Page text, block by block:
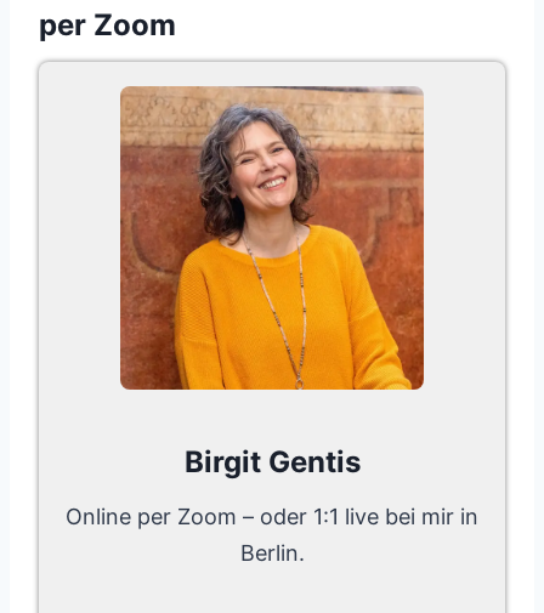
per Zoom
Birgit Gentis
Online per Zoom – oder 1:1 live bei mir in
Berlin.